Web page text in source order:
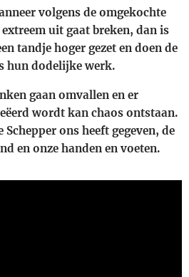
volgens de omgekochte
uit gaat breken, dan is
tandje hoger gezet en doen de
hun dodelijke werk.
gaan omvallen en er
wordt kan chaos ontstaan.
Schepper ons heeft gegeven, de
en onze handen en voeten.